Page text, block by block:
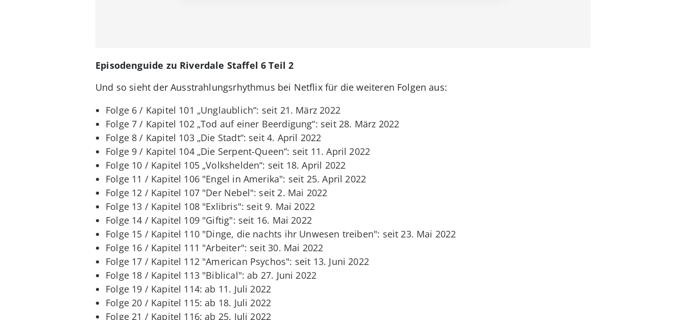
Episodenguide zu Riverdale Staffel 6 Teil 2
Und so sieht der Ausstrahlungsrhythmus bei Netflix für die weiteren Folgen aus:
Folge 6 / Kapitel 101 „Unglaublich“: seit 21. März 2022
Folge 7 / Kapitel 102 „Tod auf einer Beerdigung“: seit 28. März 2022
Folge 8 / Kapitel 103 „Die Stadt“: seit 4. April 2022
Folge 9 / Kapitel 104 „Die Serpent-Queen“: seit 11. April 2022
Folge 10 / Kapitel 105 „Volkshelden“: seit 18. April 2022
Folge 11 / Kapitel 106 "Engel in Amerika": seit 25. April 2022
Folge 12 / Kapitel 107 "Der Nebel": seit 2. Mai 2022
Folge 13 / Kapitel 108 "Exlibris": seit 9. Mai 2022
Folge 14 / Kapitel 109 "Giftig": seit 16. Mai 2022
Folge 15 / Kapitel 110 "Dinge, die nachts ihr Unwesen treiben": seit 23. Mai 2022
Folge 16 / Kapitel 111 "Arbeiter": seit 30. Mai 2022
Folge 17 / Kapitel 112 "American Psychos": seit 13. Juni 2022
Folge 18 / Kapitel 113 "Biblical": ab 27. Juni 2022
Folge 19 / Kapitel 114: ab 11. Juli 2022
Folge 20 / Kapitel 115: ab 18. Juli 2022
Folge 21 / Kapitel 116: ab 25. Juli 2022